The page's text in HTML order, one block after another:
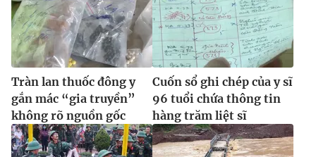
Tràn lan thuốc đông y
gắn mác “gia truyền”
không rõ nguồn gốc
Cuốn sổ ghi chép của y sĩ
96 tuổi chứa thông tin
hàng trăm liệt sĩ